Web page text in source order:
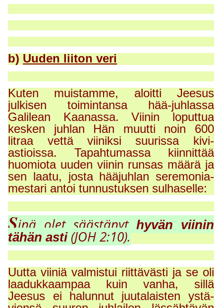
b) Uuden liiton veri
Kuten muistamme, aloitti Jeesus
julkisen toimintansa hää-juhlassa
Galilean Kaanassa. Viinin loputtua
kesken juhlan Hän muutti noin 600
litraa vettä viiniksi suurissa kivi-
astioissa. Tapahtumassa kiinnittää
huomiota uuden viinin runsas määrä ja
sen laatu, josta hääjuhlan seremonia-
mestari antoi tunnustuksen sulhaselle:
Sinä olet säästänythyvän viinin
tähän asti(JOH 2:10).
Uutta viiniä valmistui riittävästi ja se oli
laadukkaampaa kuin vanha, sillä
Jeesus ei halunnut juutalaisten ystä-